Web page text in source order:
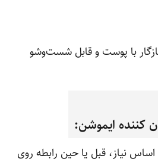
با پوست و قابل شست‌وشو
کننده ایموشن:
اساس نیاز، قبل یا حین رابطه روی